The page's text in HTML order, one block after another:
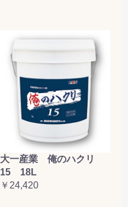
大一産業 俺のハクリ
15 18L
￥24,420